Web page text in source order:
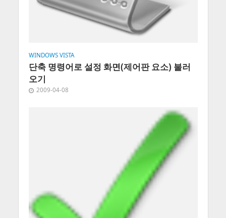
WINDOWS VISTA
단축 명령어로 설정 화면(제어판 요소) 불러
오기
2009-04-08